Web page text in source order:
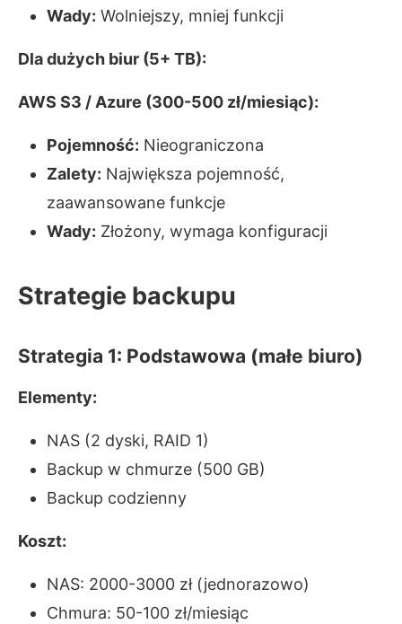
Wady: Wolniejszy, mniej funkcji
Dla dużych biur (5+ TB):
AWS S3 / Azure (300-500 zł/miesiąc):
Pojemność: Nieograniczona
Zalety: Największa pojemność,
zaawansowane funkcje
Wady: Złożony, wymaga konfiguracji
Strategie backupu
Strategia 1: Podstawowa (małe biuro)
Elementy:
NAS (2 dyski, RAID 1)
Backup w chmurze (500 GB)
Backup codzienny
Koszt:
NAS: 2000-3000 zł (jednorazowo)
Chmura: 50-100 zł/miesiąc